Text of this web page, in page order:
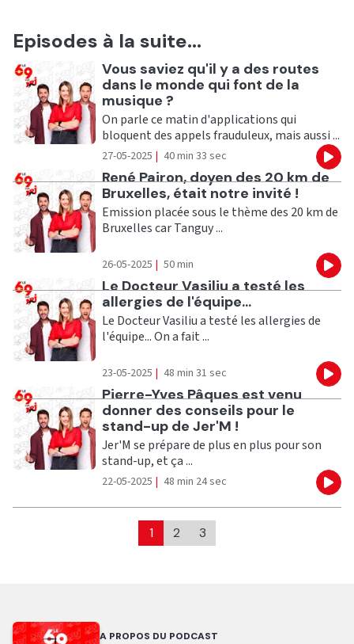
Episodes à la suite...
Ecouter
Vous saviez qu'il y a des routes
dans le monde qui font de la
musique ?
On parle ce matin d'applications qui
bloquent des appels frauduleux, mais aussi ...
27-05-2025 | 40 min 33 sec
Ecouter
René Pairon, doyen des 20 km de
Bruxelles, était notre invité !
Emission placée sous le thème des 20 km de
Bruxelles car Tanguy ...
26-05-2025 | 50 min
Ecouter
Le Docteur Vasiliu a testé les
allergies de l'équipe...
Le Docteur Vasiliu a testé les allergies de
l'équipe... On a fait ...
23-05-2025 | 48 min 31 sec
Ecouter
Pierre-Yves Pâques est venu
donner des conseils pour le
stand-up de Jer'M !
Jer'M se prépare de plus en plus pour son
stand-up, et ça ...
22-05-2025 | 48 min 24 sec
1 2 3
A PROPOS DU PODCAST